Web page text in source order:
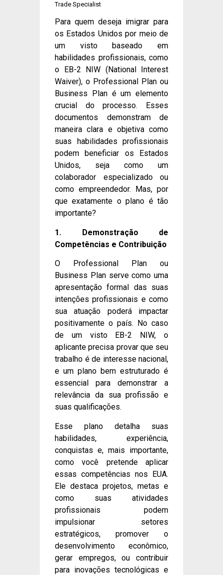
Trade Specialist
Para quem deseja imigrar para
os Estados Unidos por meio de
um visto baseado em
habilidades profissionais, como
o EB-2 NIW (National Interest
Waiver), o Professional Plan ou
Business Plan é um elemento
crucial do processo. Esses
documentos demonstram de
maneira clara e objetiva como
suas habilidades profissionais
podem beneficiar os Estados
Unidos, seja como um
colaborador especializado ou
como empreendedor. Mas, por
que exatamente o plano é tão
importante?
1. Demonstração de
Competências e Contribuição
O Professional Plan ou
Business Plan serve como uma
apresentação formal das suas
intenções profissionais e como
sua atuação poderá impactar
positivamente o país. No caso
de um visto EB-2 NIW, o
aplicante precisa provar que seu
trabalho é de interesse nacional,
e um plano bem estruturado é
essencial para demonstrar a
relevância da sua profissão e
suas qualificações.
Esse plano detalha suas
habilidades, experiência,
conquistas e, mais importante,
como você pretende aplicar
essas competências nos EUA.
Ele destaca projetos, metas e
como suas atividades
profissionais podem
impulsionar setores
estratégicos, promover o
desenvolvimento econômico,
gerar empregos, ou contribuir
para inovações tecnológicas e